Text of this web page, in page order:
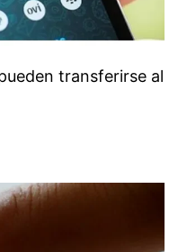
transferirse al